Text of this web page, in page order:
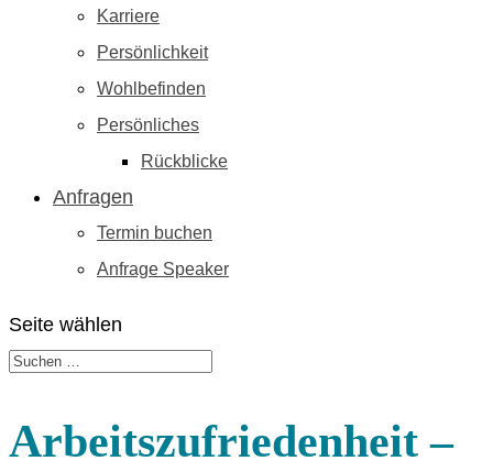
Karriere
Persönlichkeit
Wohlbefinden
Persönliches
Rückblicke
Anfragen
Termin buchen
Anfrage Speaker
Seite wählen
Arbeitszufriedenheit –